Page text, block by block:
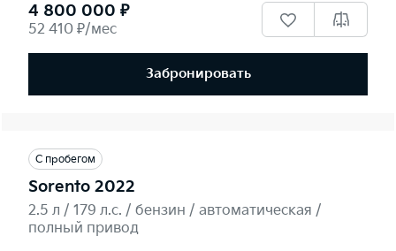
4 800 000 ₽
52 410 ₽/мес
Забронировать
С пробегом
Sorento 2022
2.5 л / 179 л.c. / бензин / автоматическая /
полный привод